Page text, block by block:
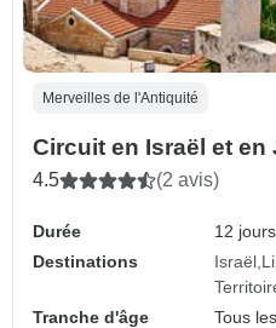
Merveilles de l'Antiquité
Circuit en Israël et en
4.5 (2 avis)
Durée
12 jours
Destinations
Israël
Tranche d'âge
Tous